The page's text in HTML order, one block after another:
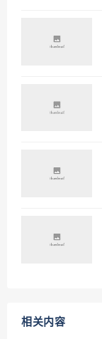
相关内容